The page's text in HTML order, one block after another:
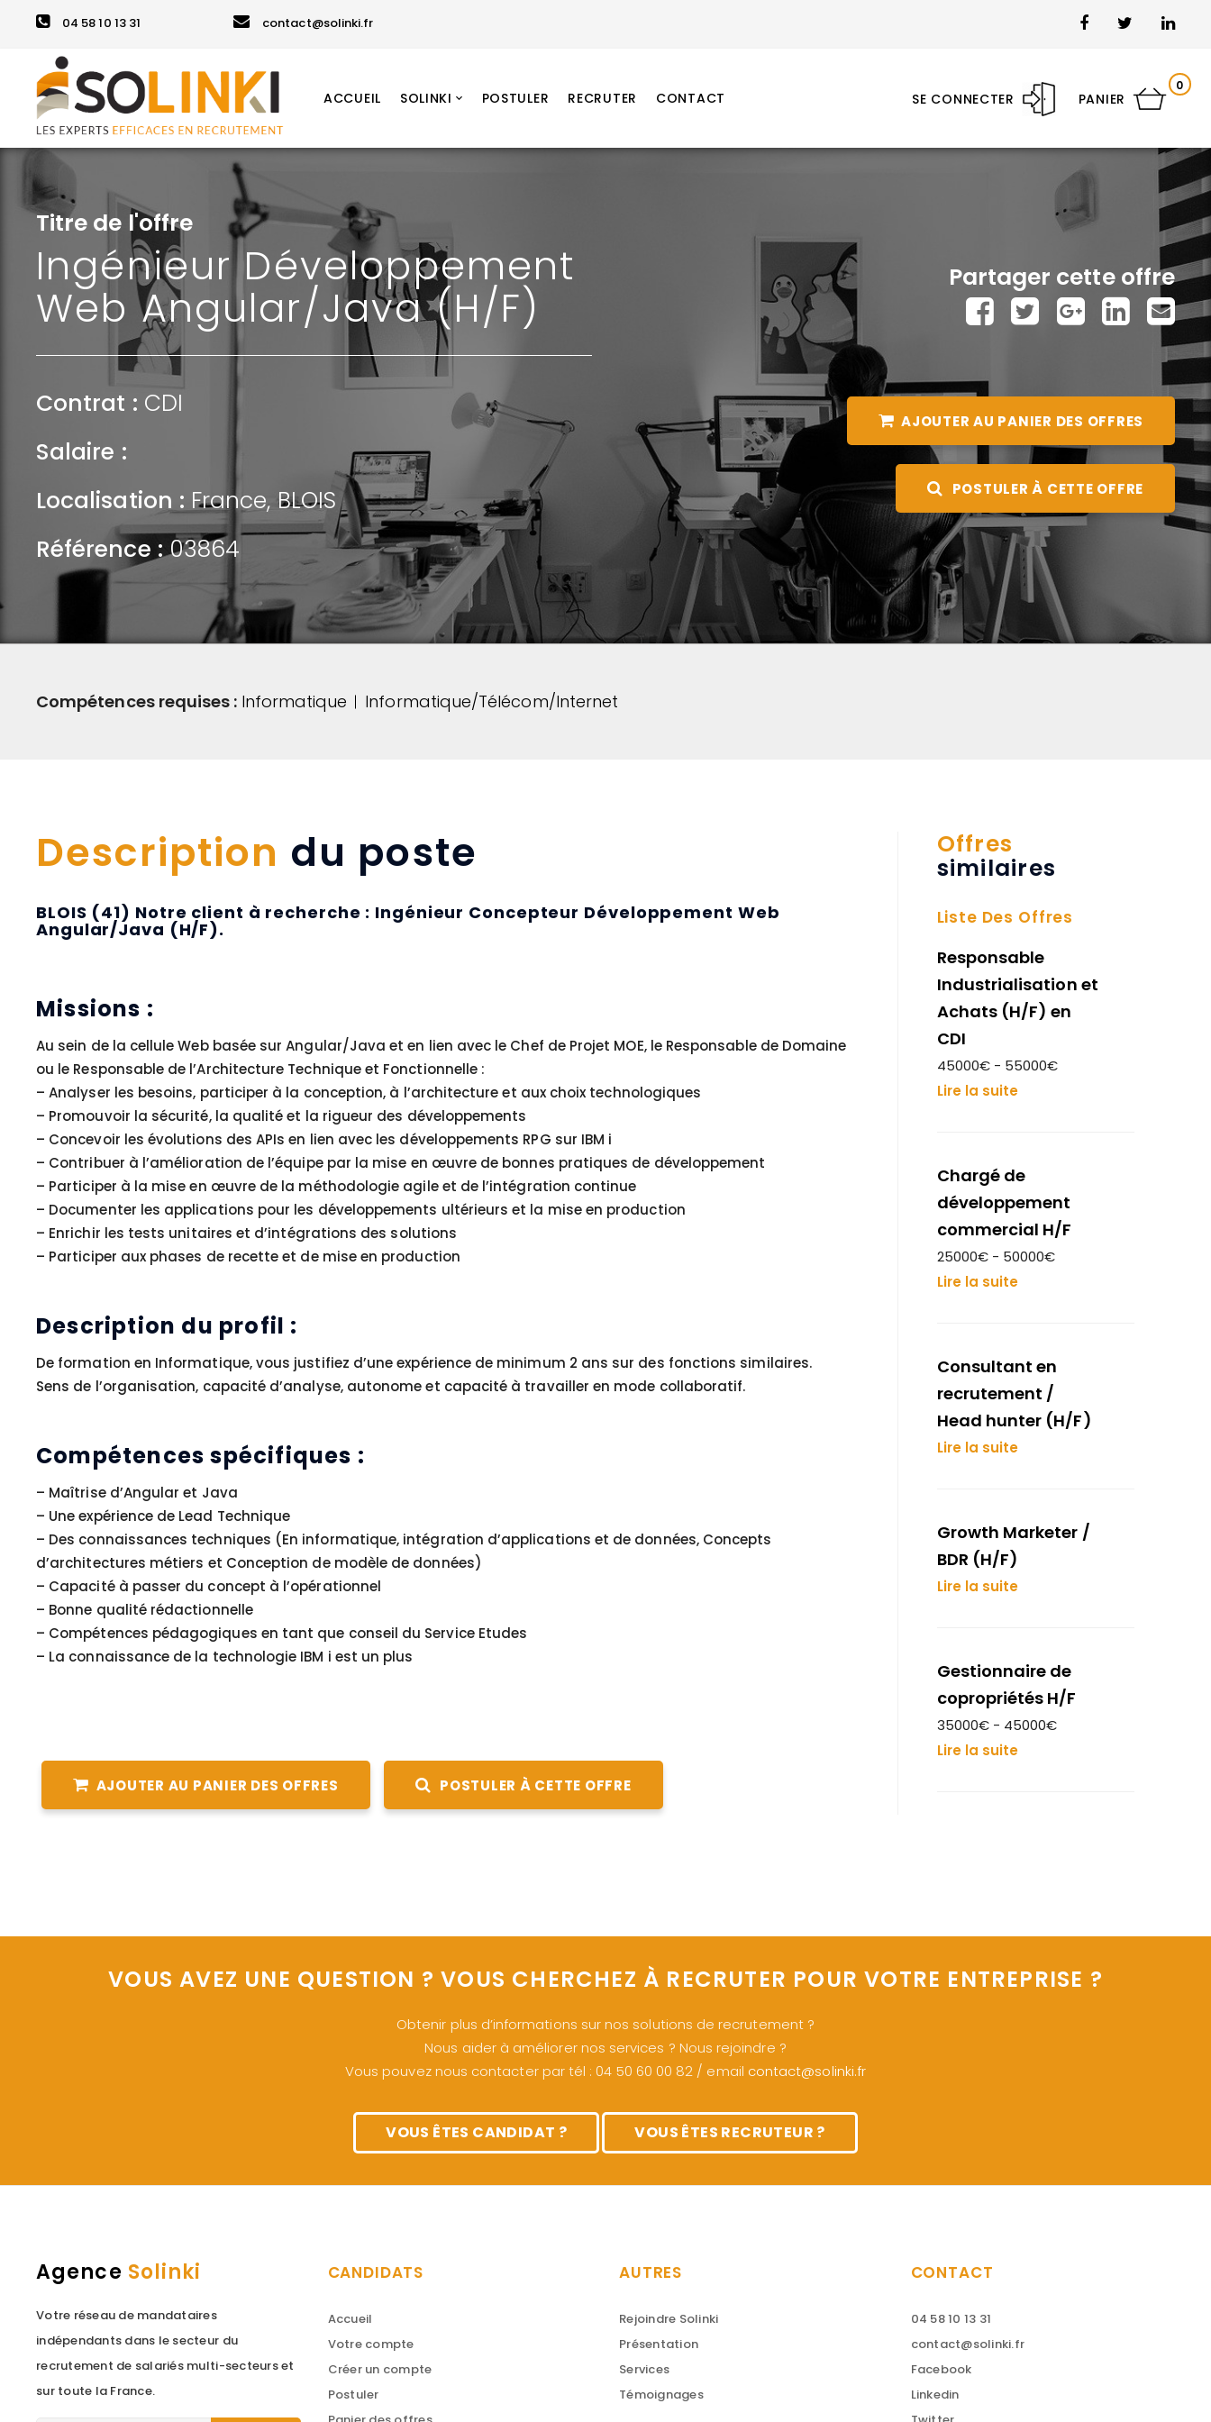
04 58 10 13 31 contact@solinki.fr
SE CONNECTER PANIER
0
ACCUEIL SOLINKI POSTULER RECRUTER CONTACT
Titre de l'offre
Ingénieur Développement
Web Angular/Java (H/F)
Contrat : CDI
Salaire :
Localisation : France, BLOIS
Référence :03864
Partager cette offre
AJOUTER AU PANIER DES OFFRES
POSTULER À CETTE OFFRE
Compétences requises : Informatique Informatique/Télécom/Internet
Description du poste
BLOIS (41) Notre client à recherche : Ingénieur Concepteur Développement Web
Angular/Java (H/F).
Missions :
Au sein de la cellule Web basée sur Angular/Java et en lien avec le Chef de Projet MOE, le Responsable de Domaine
ou le Responsable de l’Architecture Technique et Fonctionnelle :
– Analyser les besoins, participer à la conception, à l’architecture et aux choix technologiques
– Promouvoir la sécurité, la qualité et la rigueur des développements
– Concevoir les évolutions des APIs en lien avec les développements RPG sur IBM i
– Contribuer à l’amélioration de l’équipe par la mise en œuvre de bonnes pratiques de développement
– Participer à la mise en œuvre de la méthodologie agile et de l’intégration continue
– Documenter les applications pour les développements ultérieurs et la mise en production
– Enrichir les tests unitaires et d’intégrations des solutions
– Participer aux phases de recette et de mise en production
Description du profil :
De formation en Informatique, vous justifiez d’une expérience de minimum 2 ans sur des fonctions similaires.
Sens de l’organisation, capacité d’analyse, autonome et capacité à travailler en mode collaboratif.
Compétences spécifiques :
– Maîtrise d’Angular et Java
– Une expérience de Lead Technique
– Des connaissances techniques (En informatique, intégration d’applications et de données, Concepts
d’architectures métiers et Conception de modèle de données)
– Capacité à passer du concept à l’opérationnel
– Bonne qualité rédactionnelle
– Compétences pédagogiques en tant que conseil du Service Etudes
– La connaissance de la technologie IBM i est un plus
AJOUTER AU PANIER DES OFFRES POSTULER À CETTE OFFRE
Offres
similaires
Liste Des Offres
Responsable
Industrialisation et
Achats (H/F) en
CDI
45000€ - 55000€
Lire la suite
Chargé de
développement
commercial H/F
25000€ - 50000€
Lire la suite
Consultant en
recrutement /
Head hunter (H/F)
Lire la suite
Growth Marketer /
BDR (H/F)
Lire la suite
Gestionnaire de
copropriétés H/F
35000€ - 45000€
Lire la suite
VOUS AVEZ UNE QUESTION ? VOUS CHERCHEZ À RECRUTER POUR VOTRE ENTREPRISE ?
Obtenir plus d’informations sur nos solutions de recrutement ?
Nous aider à améliorer nos services ? Nous rejoindre ?
Vous pouvez nous contacter par tél : 04 50 60 00 82 / email contact@solinki.fr
VOUS ÊTES CANDIDAT ? VOUS ÊTES RECRUTEUR ?
Agence Solinki
Votre réseau de mandataires
indépendants dans le secteur du
recrutement de salariés multi-secteurs et
sur toute la France.
CANDIDATS
Accueil
Votre compte
Créer un compte
Postuler
AUTRES
Rejoindre Solinki
Présentation
Services
Témoignages
CONTACT
04 58 10 13 31
contact@solinki.fr
Facebook
Linkedin